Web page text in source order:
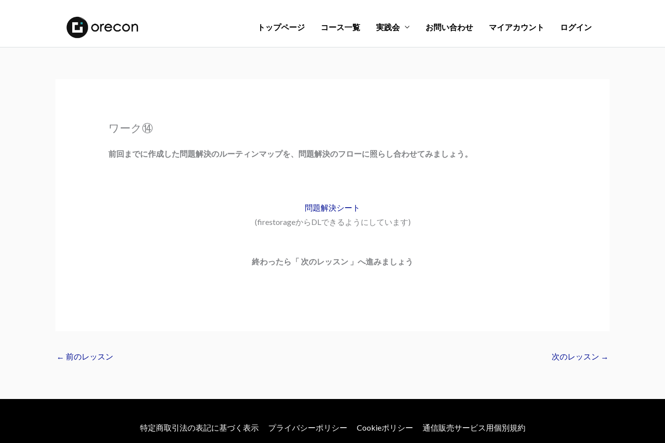
トップページ コース一覧 実践会 お問い合わせ マイアカウント ログイン
ワーク⑭
前回までに作成した問題解決のルーティンマップを、問題解決のフローに照らし合わせてみましょう。
問題解決シート
(firestorageからDLできるようにしています)
終わったら「 次のレッスン 」へ進みましょう
← 前のレッスン 次のレッスン →
特定商取引法の表記に基づく表示 プライバシーポリシー Cookieポリシー 通信販売サービス用個別規約